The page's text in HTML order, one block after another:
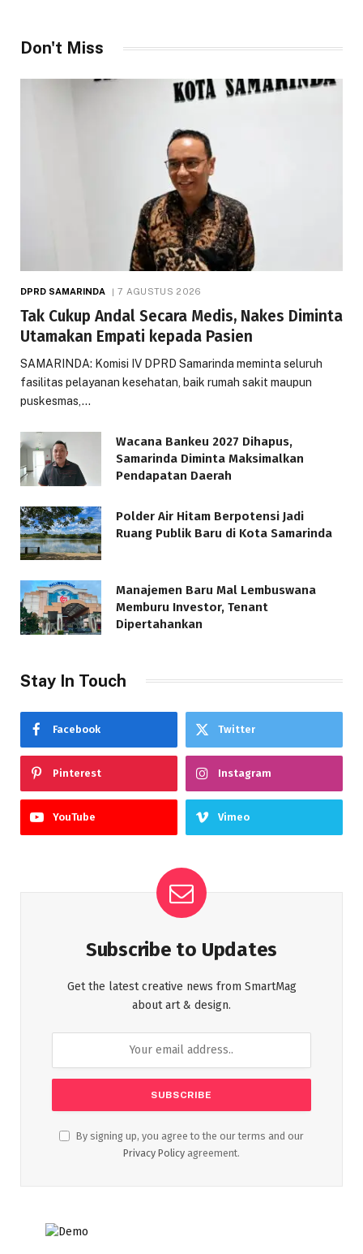
Don't Miss
DPRD SAMARINDA 7 AGUSTUS 2026
Tak Cukup Andal Secara Medis, Nakes Diminta
Utamakan Empati kepada Pasien
SAMARINDA: Komisi IV DPRD Samarinda meminta seluruh
fasilitas pelayanan kesehatan, baik rumah sakit maupun
puskesmas,…
Wacana Bankeu 2027 Dihapus,
Samarinda Diminta Maksimalkan
Pendapatan Daerah
Polder Air Hitam Berpotensi Jadi
Ruang Publik Baru di Kota Samarinda
Manajemen Baru Mal Lembuswana
Memburu Investor, Tenant
Dipertahankan
Stay In Touch
Facebook Twitter
Pinterest Instagram
YouTube Vimeo
Subscribe to Updates
Get the latest creative news from SmartMag
about art & design.
By signing up, you agree to the our terms and our
Privacy Policy agreement.